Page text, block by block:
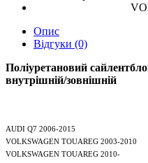
Опис
Відгуки (0)
Поліуретановий
внутрішній/зовнішній
Сумісні
AUDI Q7 2006-2015
VOLKSWAGEN TOUAREG 2003-2010
VOLKSWAGEN TOUAREG 2010-